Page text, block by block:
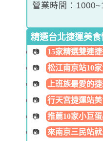
營業時間：
精選台北捷運美
15家精選雙連
松江南京站10
上班族最愛的
行天宮捷運站
推薦10家小巨
來南京三民站